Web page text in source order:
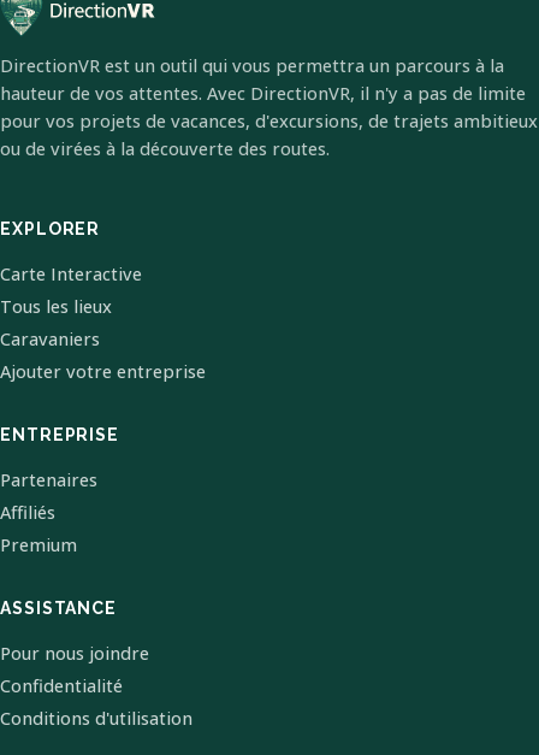
DirectionVR est un outil qui vous permettra un parcours à la
hauteur de vos attentes. Avec DirectionVR, il n'y a pas de limite
pour vos projets de vacances, d'excursions, de trajets ambitieux
ou de virées à la découverte des routes.
EXPLORER
Carte Interactive
Tous les lieux
Caravaniers
Ajouter votre entreprise
ENTREPRISE
Partenaires
Affiliés
Premium
ASSISTANCE
Pour nous joindre
Confidentialité
Conditions d'utilisation